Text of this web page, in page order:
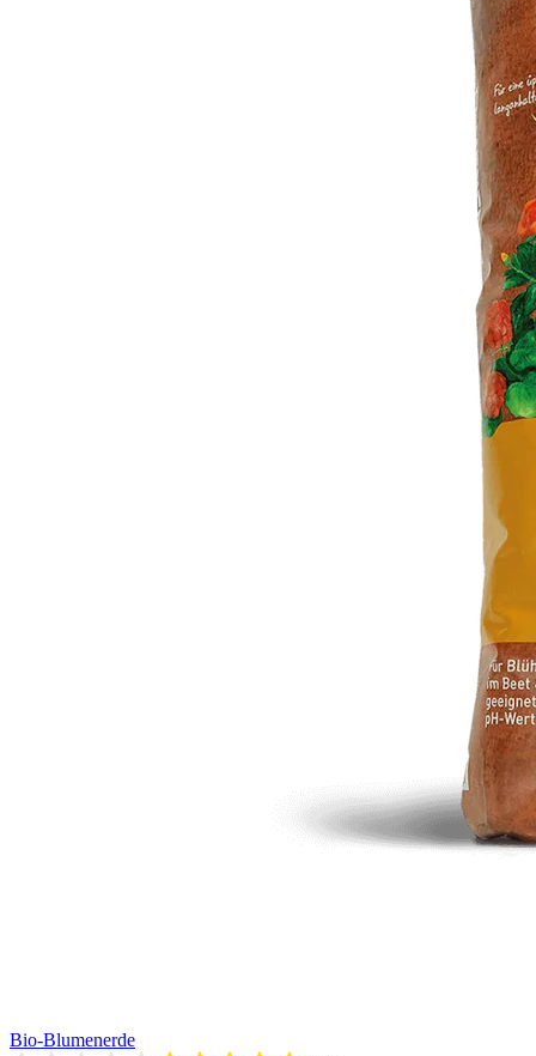
Bio-Blumenerde